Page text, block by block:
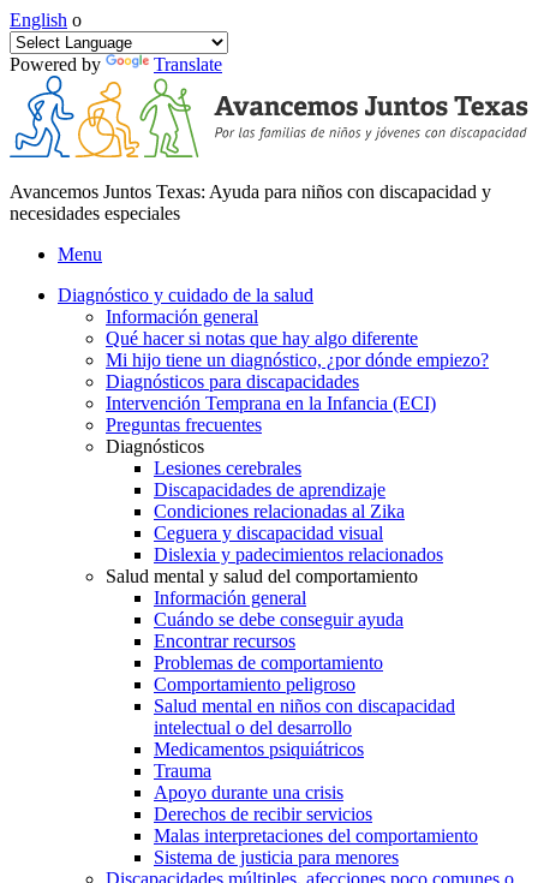
English o
Powered by Translate
Avancemos Juntos Texas: Ayuda para niños con discapacidad y
necesidades especiales
Menu
Diagnóstico y cuidado de la salud
Información general
Qué hacer si notas que hay algo diferente
Mi hijo tiene un diagnóstico, ¿por dónde empiezo?
Diagnósticos para discapacidades
Intervención Temprana en la Infancia (ECI)
Preguntas frecuentes
Diagnósticos
Lesiones cerebrales
Discapacidades de aprendizaje
Condiciones relacionadas al Zika
Ceguera y discapacidad visual
Dislexia y padecimientos relacionados
Salud mental y salud del comportamiento
Información general
Cuándo se debe conseguir ayuda
Encontrar recursos
Problemas de comportamiento
Comportamiento peligroso
Salud mental en niños con discapacidad
intelectual o del desarrollo
Medicamentos psiquiátricos
Trauma
Apoyo durante una crisis
Derechos de recibir servicios
Malas interpretaciones del comportamiento
Sistema de justicia para menores
Discapacidades múltiples, afecciones poco comunes o